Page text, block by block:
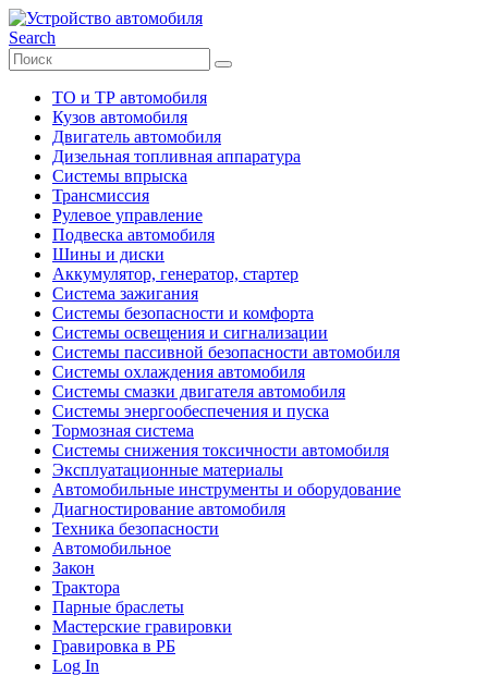
Search
ТО и ТР автомобиля
Кузов автомобиля
Двигатель автомобиля
Дизельная топливная аппаратура
Системы впрыска
Трансмиссия
Рулевое управление
Подвеска автомобиля
Шины и диски
Аккумулятор, генератор, стартер
Система зажигания
Системы безопасности и комфорта
Системы освещения и сигнализации
Системы пассивной безопасности автомобиля
Системы охлаждения автомобиля
Системы смазки двигателя автомобиля
Системы энергообеспечения и пуска
Тормозная система
Системы снижения токсичности автомобиля
Эксплуатационные материалы
Автомобильные инструменты и оборудование
Диагностирование автомобиля
Техника безопасности
Автомобильное
Закон
Трактора
Парные браслеты
Мастерские гравировки
Гравировка в РБ
Log In